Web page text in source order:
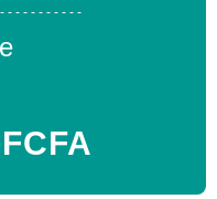
- - - - - - - - - -
FCFA